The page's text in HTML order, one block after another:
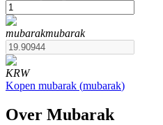
mubarakmubarak
KRW
Kopen mubarak (mubarak)
Over Mubarak